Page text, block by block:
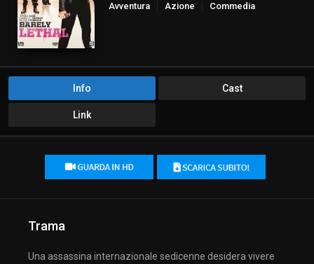
Avventura
Azione Commedia
Info Cast
Link
Trama
Una assassina internazionale sedicenne desidera vivere